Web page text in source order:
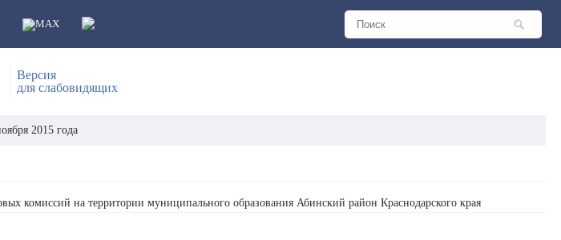
Версия
для слабовидящих
2015 года
комиссий на территории муниципального образования Абинский район Краснодарского края